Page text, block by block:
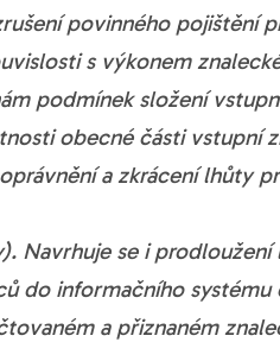
povinného pojištění
s výkonem
podmínek složení
obecné části vstupní
a zkrácení lhůty
Navrhuje se i prodloužení
do informačního systému
a přiznaném